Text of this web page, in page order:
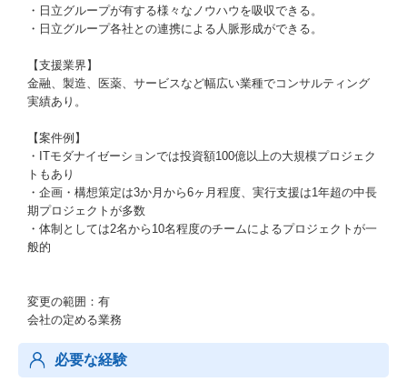
・日立グループが有する様々なノウハウを吸収できる。
・日立グループ各社との連携による人脈形成ができる。
【支援業界】
金融、製造、医薬、サービスなど幅広い業種でコンサルティング
実績あり。
【案件例】
・ITモダナイゼーションでは投資額100億以上の大規模プロジェク
トもあり
・企画・構想策定は3か月から6ヶ月程度、実行支援は1年超の中長
期プロジェクトが多数
・体制としては2名から10名程度のチームによるプロジェクトが一
般的
変更の範囲：有
会社の定める業務
必要な経験